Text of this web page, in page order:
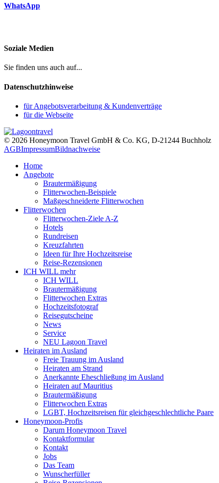
WhatsApp
Soziale Medien
Sie finden uns auch auf...
Datenschutzhinweise
für Angebotsverarbeitung & Kundenverträge
für die Webseite
© 2026 Honeymoon Travel GmbH & Co. KG, D-21244 Buchholz
AGBImpressumBildnachweise
Home
Angebote
Brautermäßigung
Flitterwochen-Beispiele
Maßgeschneiderte Flitterwochen
Flitterwochen
Flitterwochen-Ziele A-Z
Hotels
Rundreisen
Kreuzfahrten
Ideen für Ihre Hochzeitsreise
Reise-Rezensionen
ICH WILL mehr
ICH WILL
Brautermäßigung
Flitterwochen Extras
Hochzeitsfotograf
Reisegutscheine
News
Service
NEU Lagoon Travel
Heiraten im Ausland
Freie Trauung im Ausland
Heiraten am Strand
Anerkannte Eheschließung im Ausland
Heiraten auf Mauritius
Brautermäßigung
Flitterwochen Extras
LGBT, Hochzeitsreisen für gleichgeschlechtliche Paare
Honeymoon-Profis
Darum Honeymoon Travel
Kontaktformular
Kontakt
Jobs
Das Team
Wunscherfüller